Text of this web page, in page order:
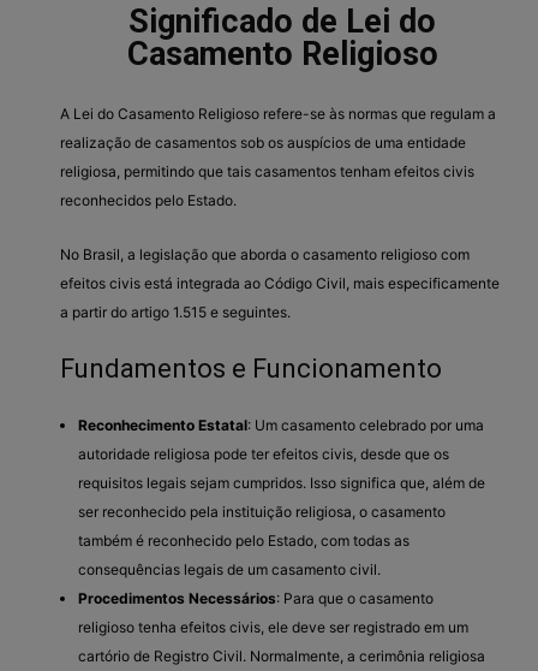
Significado de Lei do
Casamento Religioso
A Lei do Casamento Religioso refere-se às normas que regulam a
realização de casamentos sob os auspícios de uma entidade
religiosa, permitindo que tais casamentos tenham efeitos civis
reconhecidos pelo Estado.
No Brasil, a legislação que aborda o casamento religioso com
efeitos civis está integrada ao Código Civil, mais especificamente
a partir do artigo 1.515 e seguintes.
Fundamentos e Funcionamento
Reconhecimento Estatal: Um casamento celebrado por uma
autoridade religiosa pode ter efeitos civis, desde que os
requisitos legais sejam cumpridos. Isso significa que, além de
ser reconhecido pela instituição religiosa, o casamento
também é reconhecido pelo Estado, com todas as
consequências legais de um casamento civil.
Procedimentos Necessários: Para que o casamento
religioso tenha efeitos civis, ele deve ser registrado em um
cartório de Registro Civil. Normalmente, a cerimônia religiosa